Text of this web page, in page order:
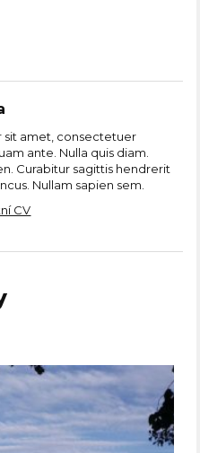
sit amet, consectetuer
ante. Nulla quis diam.
Curabitur sagittis hendrerit
Nullam sapien sem.
CV